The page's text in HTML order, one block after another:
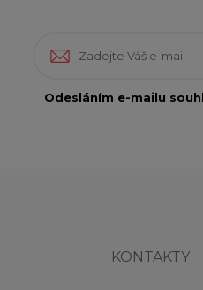
Odesláním e-mailu
KONTAKTY